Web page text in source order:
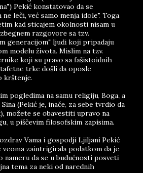
Pekić konstatovao da se
ne leči, već samo menja idole". Toga
kad sticajem okolnosti nisam u
razgovore sa tzv.
generacijom" ljudi koji pripadaju
modelu života. Mislim na tzv.
koji su pravo sa fašistoidnih
trke došli da oposle
krštenje.
pogledima na samu religiju, Boga, a
(Pekić je, inače, za sebe tvrdio da
možete se obavestiti upravo na
u piščevim filosofskim zapisima.
Vama i gospodji Ljiljani Pekić
veoma zaintrigirala podatkom da je
nameru da se u budućnosti posveti
tema za neki od narednih